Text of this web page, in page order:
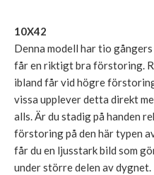
10X42
Denna modell har tio
får en riktigt bra förstoring.
ibland får vid högre
vissa upplever detta direkt
alls. Är du stadig på handen
förstoring på den här typen
får du en ljusstark bild som
under större delen av dygnet.